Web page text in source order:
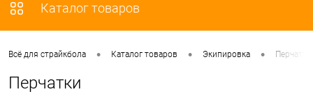
Каталог товаров
Всё для страйкбола • Каталог товаров • Экипировка • Перчатки
Перчатки